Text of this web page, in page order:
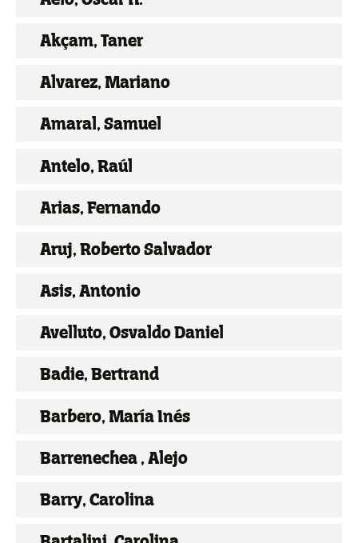
Akçam, Taner
Alvarez, Mariano
Amaral, Samuel
Antelo, Raúl
Arias, Fernando
Aruj, Roberto Salvador
Asis, Antonio
Avelluto, Osvaldo Daniel
Badie, Bertrand
Barbero, María Inés
Barrenechea , Alejo
Barry, Carolina